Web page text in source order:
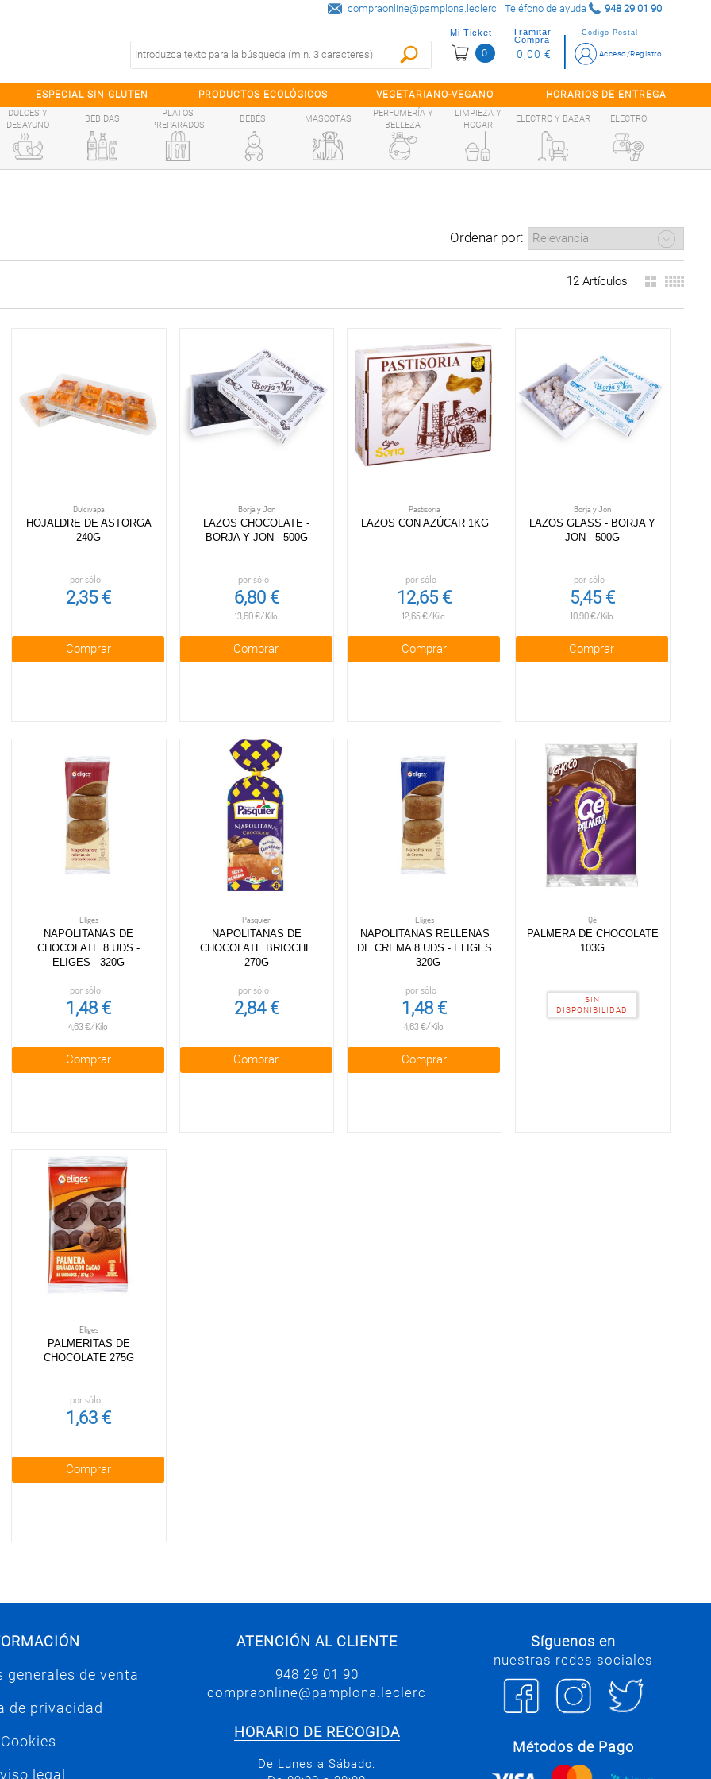
Teléfono de ayuda 948 29 01 90
compraonline@pamplona.leclerc
Código Postal
Acceso/Registro
Mi Ticket
0
Tramitar
Compra
0,00 €
ESPECIAL SIN GLUTEN PRODUCTOS ECOLÓGICOS VEGETARIANO-VEGANO HORARIOS DE ENTREGA
DULCES Y
DESAYUNO
BEBIDAS
PLATOS
PREPARADOS
BEBÉS MASCOTAS
PERFUMERÍA Y
BELLEZA
LIMPIEZA Y
HOGAR
ELECTRO Y BAZAR ELECTRO
Ordenar por:
12 Artículos
Dulcivapa
HOJALDRE DE ASTORGA
240G
por sólo
2,35 €
Comprar
Borja y Jon
LAZOS CHOCOLATE -
BORJA Y JON - 500G
por sólo
6,80 €
13,60 €/Kilo
Comprar
Pastisoria
LAZOS CON AZÚCAR 1KG
por sólo
12,65 €
12,65 €/Kilo
Comprar
Borja y Jon
LAZOS GLASS - BORJA Y
JON - 500G
por sólo
5,45 €
10,90 €/Kilo
Comprar
Eliges
NAPOLITANAS DE
CHOCOLATE 8 UDS -
ELIGES - 320G
por sólo
1,48 €
4,63 €/Kilo
Comprar
Pasquier
NAPOLITANAS DE
CHOCOLATE BRIOCHE
270G
por sólo
2,84 €
Comprar
Eliges
NAPOLITANAS RELLENAS
DE CREMA 8 UDS - ELIGES
- 320G
por sólo
1,48 €
4,63 €/Kilo
Comprar
Qé
PALMERA DE CHOCOLATE
103G
SIN
DISPONIBILIDAD
Eliges
PALMERITAS DE
CHOCOLATE 275G
por sólo
1,63 €
Comprar
generales de venta
de privacidad
Cookies
legal
ATENCIÓN AL CLIENTE
948 29 01 90
compraonline@pamplona.leclerc
HORARIO DE RECOGIDA
De Lunes a Sábado:
Síguenos en
nuestras redes sociales
Métodos de Pago